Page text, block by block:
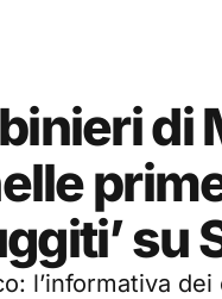
di
su
l’informativa